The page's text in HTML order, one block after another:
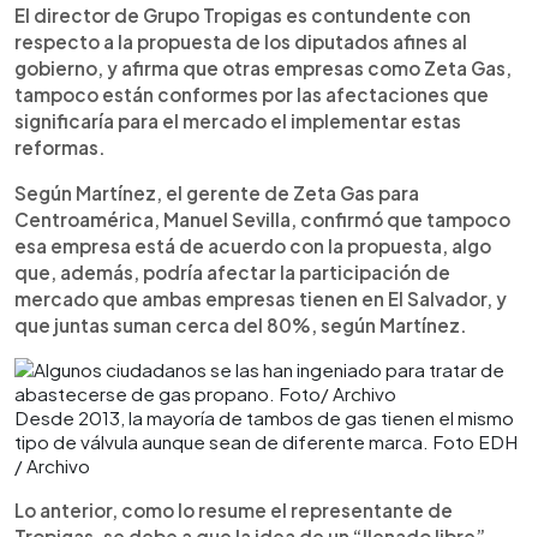
El director de Grupo Tropigas es contundente con
respecto a la propuesta de los diputados afines al
gobierno, y afirma que otras empresas como Zeta Gas,
tampoco están conformes por las afectaciones que
significaría para el mercado el implementar estas
reformas.
Según Martínez, el gerente de Zeta Gas para
Centroamérica, Manuel Sevilla, confirmó que tampoco
esa empresa está de acuerdo con la propuesta, algo
que, además, podría afectar la participación de
mercado que ambas empresas tienen en El Salvador, y
que juntas suman cerca del 80%, según Martínez.
Desde 2013, la mayoría de tambos de gas tienen el mismo
tipo de válvula aunque sean de diferente marca. Foto EDH
/ Archivo
Lo anterior, como lo resume el representante de